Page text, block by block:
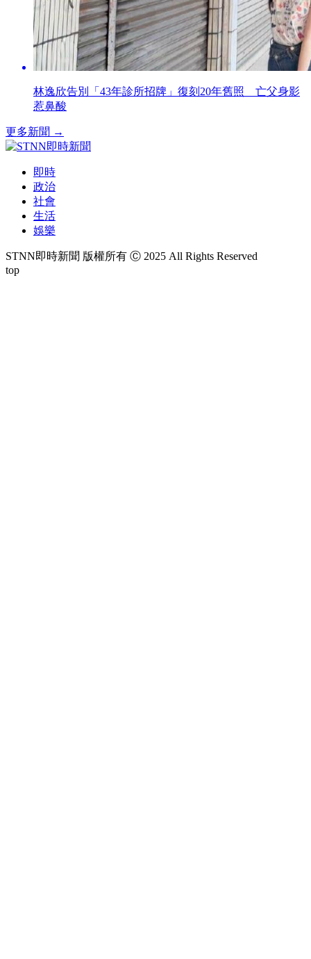
林逸欣告別「43年診所招牌」復刻20年舊照 亡父身影
惹鼻酸
更多新聞 →
即時
政治
社會
生活
娛樂
STNN即時新聞 版權所有 Ⓒ 2025 All Rights Reserved
top